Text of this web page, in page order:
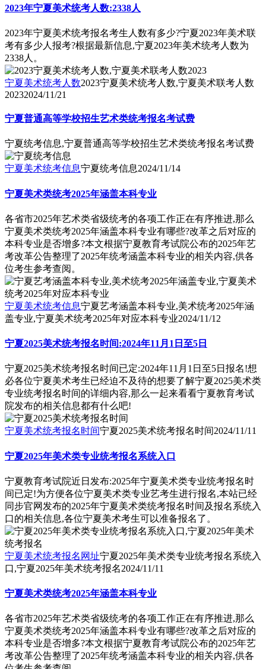
2023年宁夏美术统考人数:2338人
2023年宁夏美术统考报名考生人数有多少?宁夏2023年美术联
考有多少人报考?根据最新信息,宁夏2023年美术统考人数为
2338人。
宁夏美术统考人数2023宁夏美术统考人数,宁夏美术联考人数
20232024/11/21
宁夏普通高等学校招生艺术类统考报名考试费
宁夏统考信息,宁夏普通高等学校招生艺术类统考报名考试费
宁夏美术统考信息宁夏统考信息2024/11/14
宁夏美术类统考2025年涵盖本科专业
各省市2025年艺术类省级统考的各项工作正在有序推进,那么
宁夏美术类统考2025年涵盖本科专业有哪些?改革之后对应的
本科专业是否增多?本文根据宁夏教育考试院公布的2025年艺
考改革公告整理了2025年统考涵盖本科专业的相关内容,供各
位考生参考查阅。
宁夏美术统考信息宁夏艺考涵盖本科专业,美术统考2025年涵
盖专业,宁夏美术统考2025年对应本科专业2024/11/12
宁夏2025美术统考报名时间:2024年11月1日至5日
宁夏2025美术统考报名时间已定:2024年11月1日至5日报名!想
必各位宁夏美术考生已经迫不及待的想要了解宁夏2025美术类
专业统考报名时间的详细内容,那么一起来看看宁夏教育考试
院发布的相关信息都有什么吧!
宁夏美术统考报名时间宁夏2025美术统考报名时间2024/11/11
宁夏2025年美术类专业统考报名系统入口
宁夏教育考试院近日发布:2025年宁夏美术类专业统考报名时
间已定!为方便各位宁夏美术类专业艺考生进行报名,本站已经
同步官网发布的2025年宁夏美术类统考报名时间及报名系统入
口的相关信息,各位宁夏美术考生可以准备报名了。
宁夏美术统考报名网址宁夏2025年美术类专业统考报名系统入
口,宁夏2025年美术统考报名2024/11/11
宁夏美术类统考2025年涵盖本科专业
各省市2025年艺术类省级统考的各项工作正在有序推进,那么
宁夏美术类统考2025年涵盖本科专业有哪些?改革之后对应的
本科专业是否增多?本文根据宁夏教育考试院公布的2025年艺
考改革公告整理了2025年统考涵盖本科专业的相关内容,供各